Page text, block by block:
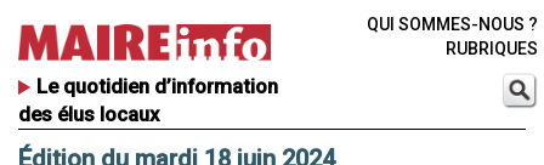
Le quotidien d’information
des élus locaux
QUI SOMMES-NOUS ?
RUBRIQUES